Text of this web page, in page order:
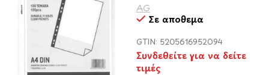
AG
Σε απόθεμα
GTIN: 5205616952094
Συνδεθείτε για να δείτε
τιμές